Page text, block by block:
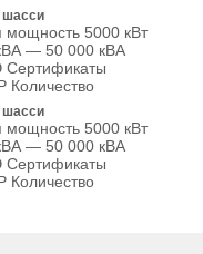
шасси
5000 кВт
— 50 000 кВА
Количество
шасси
5000 кВт
— 50 000 кВА
Количество